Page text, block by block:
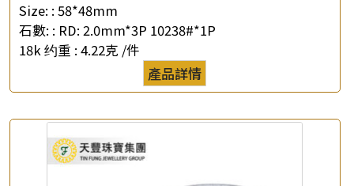
Size: : 58*48mm
石數: : RD: 2.0mm*3P 10238#*1P
18k 约重 : 4.22克 /件
產品詳情